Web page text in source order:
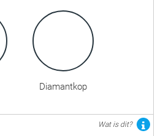
Diamantkop
Wat is dit?